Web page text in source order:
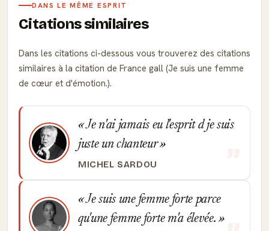
DANS LE MÊME ESPRIT
Citations similaires
Dans les citations ci-dessous vous trouverez des citations
similaires à la citation de France gall (Je suis une femme
de cœur et d'émotion.).
Je n'ai jamais eu l'esprit d je suis
juste un chanteur
MICHEL SARDOU
Je suis une femme forte parce
qu'une femme forte m'a élevée.